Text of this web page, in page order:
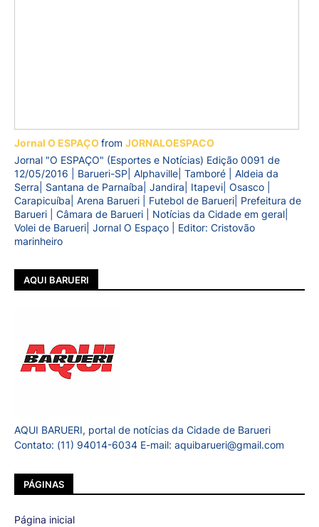
Jornal O ESPAÇOfrom JORNALOESPACO
Jornal "O ESPAÇO" (Esportes e Notícias) Edição 0091 de
12/05/2016 | Barueri-SP| Alphaville| Tamboré | Aldeia da
Serra| Santana de Parnaíba| Jandira| Itapevi| Osasco |
Carapicuíba| Arena Barueri | Futebol de Barueri| Prefeitura de
Barueri | Câmara de Barueri | Notícias da Cidade em geral|
Volei de Barueri| Jornal O Espaço | Editor: Cristovão
marinheiro
AQUI BARUERI
AQUI BARUERI, portal de notícias da Cidade de Barueri
Contato: (11) 94014-6034 E-mail: aquibarueri@gmail.com
PÁGINAS
Página inicial